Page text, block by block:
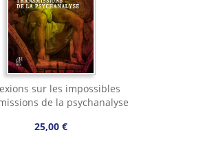
sur les impossibles
de la psychanalyse
25,00 €